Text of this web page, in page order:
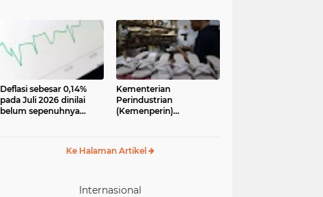
Oktober 2025.
deck Dukuh Atas yang
akan menjadi ikon baru
Deflasi sebesar 0,14%
pada Juli 2026 dinilai
belum sepenuhnya
Center of Reform on
Kementerian
Perindustrian
(Kemenperin)
pakaian jadi, alas kaki,
dalam memperkuat
Ke Halaman Artikel
Internasional